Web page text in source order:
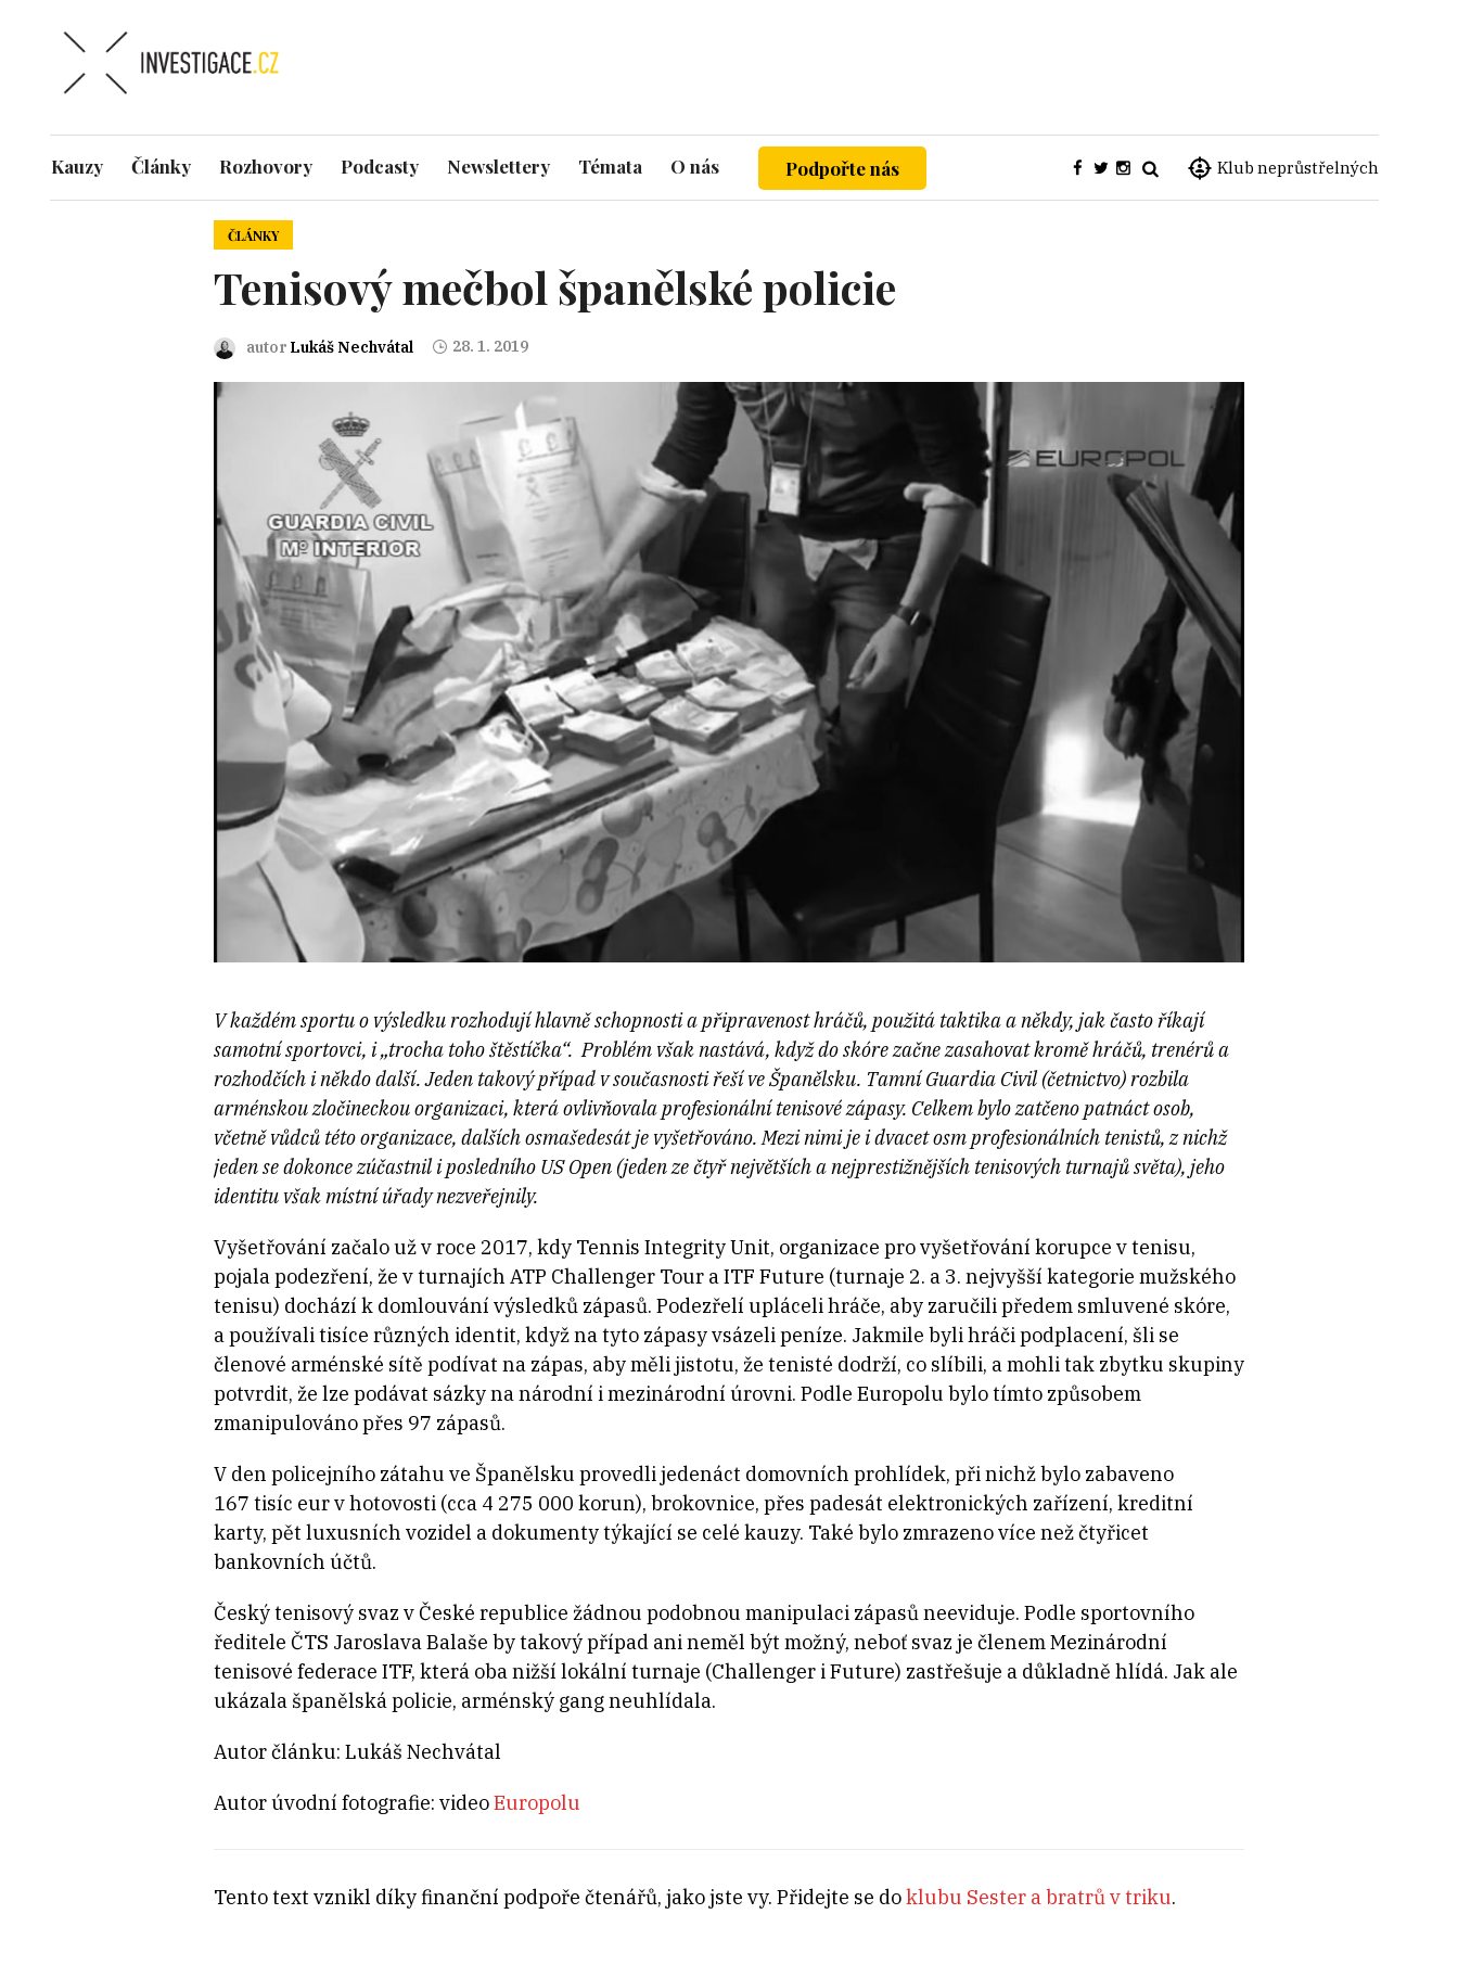
Klub neprůstřelných
Kauzy Články Rozhovory Podcasty Newslettery Témata O nás Podpořte nás
ČLÁNKY
Tenisový mečbol španělské policie
autor Lukáš Nechvátal 28. 1. 2019
V každém sportu o výsledku rozhodují hlavně schopnosti a připravenost hráčů, použitá taktika a někdy, jak často říkají
samotní sportovci, i „trocha toho štěstíčka“. Problém však nastává, když do skóre začne zasahovat kromě hráčů, trenérů a
rozhodčích i někdo další. Jeden takový případ v současnosti řeší ve Španělsku. Tamní Guardia Civil (četnictvo) rozbila
arménskou zločineckou organizaci, která ovlivňovala profesionální tenisové zápasy. Celkem bylo zatčeno patnáct osob,
včetně vůdců této organizace, dalších osmašedesát je vyšetřováno. Mezi nimi je i dvacet osm profesionálních tenistů, z nichž
jeden se dokonce zúčastnil i posledního US Open (jeden ze čtyř největších a nejprestižnějších tenisových turnajů světa), jeho
identitu však místní úřady nezveřejnily.
Vyšetřování začalo už v roce 2017, kdy Tennis Integrity Unit, organizace pro vyšetřování korupce v tenisu,
pojala podezření, že v turnajích ATP Challenger Tour a ITF Future (turnaje 2. a 3. nejvyšší kategorie mužského
tenisu) dochází k domlouvání výsledků zápasů. Podezřelí upláceli hráče, aby zaručili předem smluvené skóre,
a používali tisíce různých identit, když na tyto zápasy vsázeli peníze. Jakmile byli hráči podplacení, šli se
členové arménské sítě podívat na zápas, aby měli jistotu, že tenisté dodrží, co slíbili, a mohli tak zbytku skupiny
potvrdit, že lze podávat sázky na národní i mezinárodní úrovni. Podle Europolu bylo tímto způsobem
zmanipulováno přes 97 zápasů.
V den policejního zátahu ve Španělsku provedli jedenáct domovních prohlídek, při nichž bylo zabaveno
167 tisíc eur v hotovosti (cca 4 275 000 korun), brokovnice, přes padesát elektronických zařízení, kreditní
karty, pět luxusních vozidel a dokumenty týkající se celé kauzy. Také bylo zmrazeno více než čtyřicet
bankovních účtů.
Český tenisový svaz v České republice žádnou podobnou manipulaci zápasů neeviduje. Podle sportovního
ředitele ČTS Jaroslava Balaše by takový případ ani neměl být možný, neboť svaz je členem Mezinárodní
tenisové federace ITF, která oba nižší lokální turnaje (Challenger i Future) zastřešuje a důkladně hlídá. Jak ale
ukázala španělská policie, arménský gang neuhlídala.
Autor článku: Lukáš Nechvátal
Autor úvodní fotografie: videoEuropolu
Tento text vznikl díky finanční podpoře čtenářů, jako jste vy. Přidejte se doklubu Sester a bratrů v triku.